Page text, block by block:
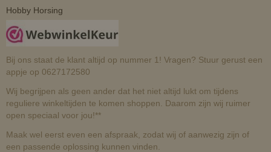
Hobby Horsing
Bij ons staat de klant altijd op nummer 1! Vragen? Stuur gerust een
appje op 0627172580
Wij begrijpen als geen ander dat het niet altijd lukt om tijdens
reguliere winkeltijden te komen shoppen. Daarom zijn wij ruimer
open speciaal voor jou!**
Maak wel eerst even een afspraak, zodat wij of aanwezig zijn of
een passende oplossing kunnen vinden.